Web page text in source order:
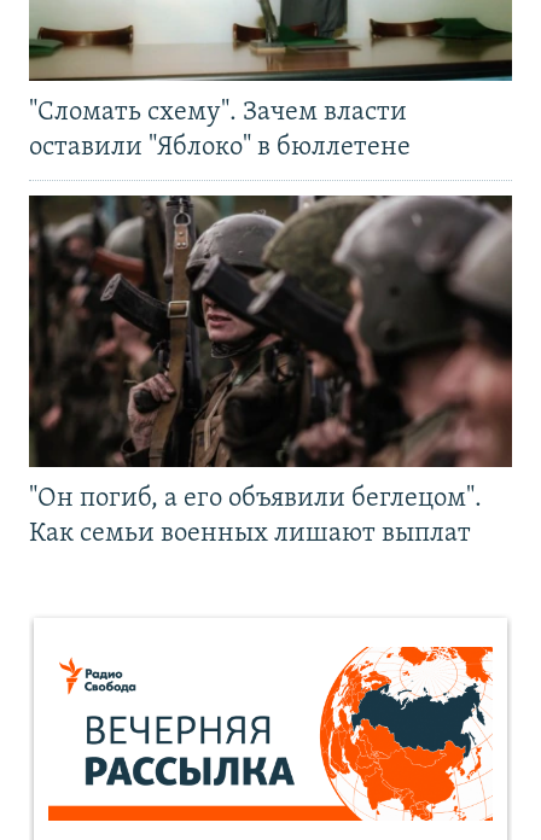
"Сломать схему". Зачем власти
оставили "Яблоко" в бюллетене
"Он погиб, а его объявили беглецом".
Как семьи военных лишают выплат